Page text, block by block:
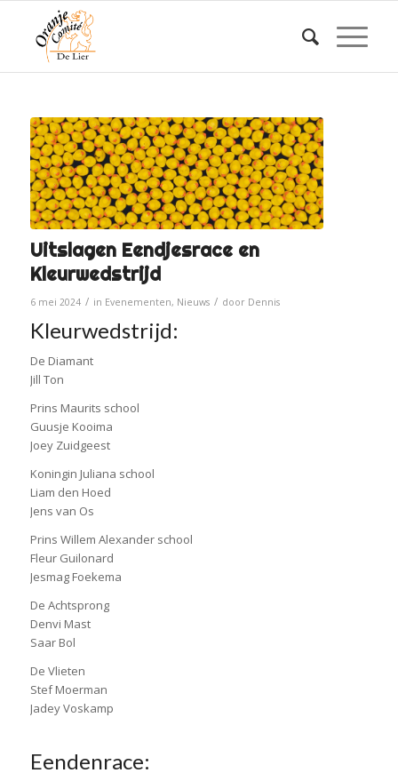
Uitslagen Eendjesrace en
Kleurwedstrijd
6 mei 2024 / in Evenementen, Nieuws / door Dennis
Kleurwedstrijd:
De Diamant
Jill Ton
Prins Maurits school
Guusje Kooima
Joey Zuidgeest
Koningin Juliana school
Liam den Hoed
Jens van Os
Prins Willem Alexander school
Fleur Guilonard
Jesmag Foekema
De Achtsprong
Denvi Mast
Saar Bol
De Vlieten
Stef Moerman
Jadey Voskamp
Eendenrace: